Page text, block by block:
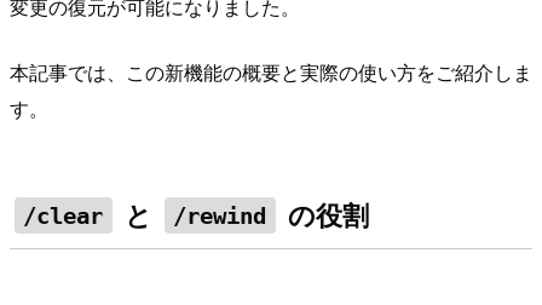
変更の復元が可能になりました。
本記事では、この新機能の概要と実際の使い方をご紹介しま
す。
/clear と /rewind の役割